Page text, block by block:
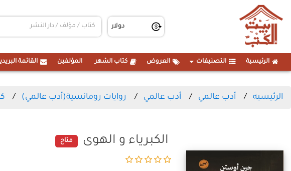
الرئيسية التصنيفات العروض كتاب الشهر المؤلفين القائمة
الرئيسيه أدب عالمي أدب عالمي روايات رومانسية(أدب عالمي)
الكبرياء و الهوى متاح